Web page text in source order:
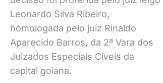
Leonardo Silva Ribeiro,
homologada pelo juiz Rinaldo
Aparecido Barros, da 2ª Vara dos
Juizados Especiais Cíveis da
capital goiana.